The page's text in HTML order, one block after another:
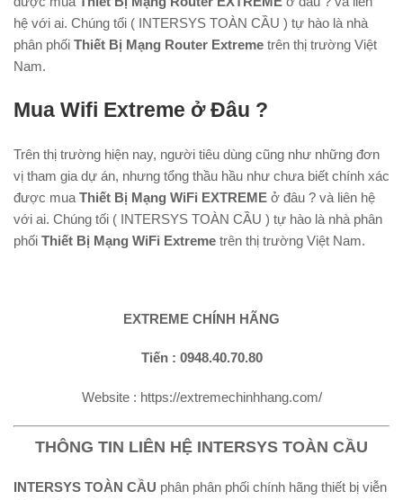
hệ với ai. Chúng tối ( INTERSYS TOÀN CẦU ) tự hào là nhà
phân phối Thiết Bị Mạng Router Extreme trên thị trường Việt
Nam.
Mua Wifi Extreme ở Đâu ?
Trên thị trường hiện nay, người tiêu dùng cũng như những đơn
vị tham gia dự án, nhưng tổng thầu hầu như chưa biết chính xác
được mua Thiết Bị Mạng WiFi EXTREME ở đâu ? và liên hệ
với ai. Chúng tối ( INTERSYS TOÀN CẦU ) tự hào là nhà phân
phối Thiết Bị Mạng WiFi Extreme trên thị trường Việt Nam.
EXTREME CHÍNH HÃNG
Tiến : 0948.40.70.80
Website : https://extremechinhhang.com/
THÔNG TIN LIÊN HỆ INTERSYS TOÀN CẦU
INTERSYS TOÀN CẦU phân phân phối chính hãng thiết bị viễn